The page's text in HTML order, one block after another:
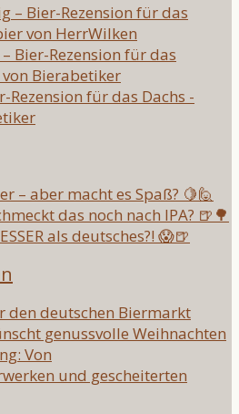
– Bier-Rezension für das
von HerrWilken
Bier-Rezension für das
Bierabetiker
Rezension für das Dachs -
– aber macht es Spaß? 🍋🙋
das noch nach IPA? 🍺🌳
als deutsches?! 😱🍺
den deutschen Biermarkt
genussvolle Weihnachten
Von
und gescheiterten